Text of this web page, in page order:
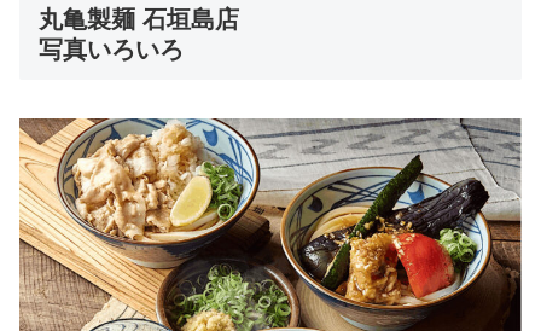
丸亀製麺 石垣島店
写真いろいろ